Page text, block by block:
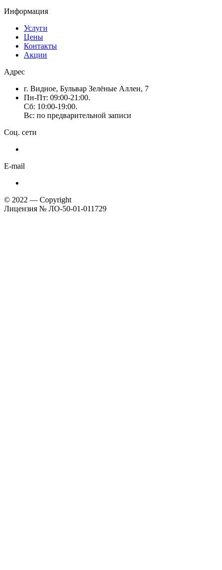
Информация
Услуги
Цены
Контакты
Акции
Адрес
г. Видное, Бульвар Зелёные Аллеи, 7
Пн-Пт: 09:00-21:00.
Сб: 10:00-19:00.
Вс: по предварительной записи
Соц. сети
E-mail
© 2022 — Copyright
Лицензия № ЛО-50-01-011729